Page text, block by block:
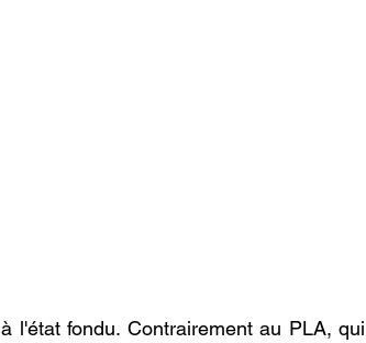
à l'état fondu. Contrairement au PLA, qui